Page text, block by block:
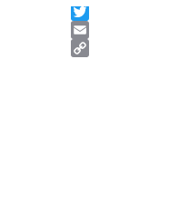
Facebook
Twitter
Email